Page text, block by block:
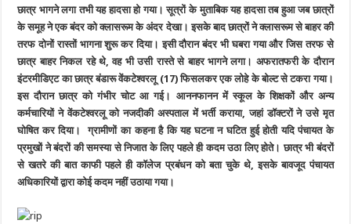
छात्र भागने लगा तभी यह हादसा हो गया। सूत्रों के मुताबिक यह हादसा तब हुआ जब छात्रों
के समूह ने एक बंदर को क्लासरूम के अंदर देखा। इसके बाद छात्रों ने क्लासरूम से बाहर की
तरफ दोनों रास्तों भागना शुरू कर दिया। इसी दौरान बंदर भी घबरा गया और जिस तरफ से
छात्र बाहर निकल रहे थे, वह भी उसी रास्ते से बाहर भागने लगा। अफरातफरी के दौरान
इंटरमीडिएट का छात्र बंडारू वेंकटेश्वरलू (17) फिसलकर एक लोहे के बोल्ट से टकरा गया।
इस दौरान छात्र को गंभीर चोट आ गई। आननफानन में स्कूल के शिक्षकों और अन्य
कर्मचारियों ने वेंकटेश्वरलू को नजदीकी अस्पताल में भर्ती कराया, जहां डॉक्टरों ने उसे मृत
घोषित कर दिया। ग्रामीणों का कहना है कि यह घटना न घटित हुई होती यदि पंचायत के
प्रमुखों ने बंदरों की समस्या से निजात के लिए पहले ही कदम उठा लिए होते। छात्र भी बंदरों
से खतरे की बात काफी पहले ही कॉलेज प्रबंधन को बता चुके थे, इसके बावजूद पंचायत
अधिकारियों द्वारा कोई कदम नहीं उठाया गया।